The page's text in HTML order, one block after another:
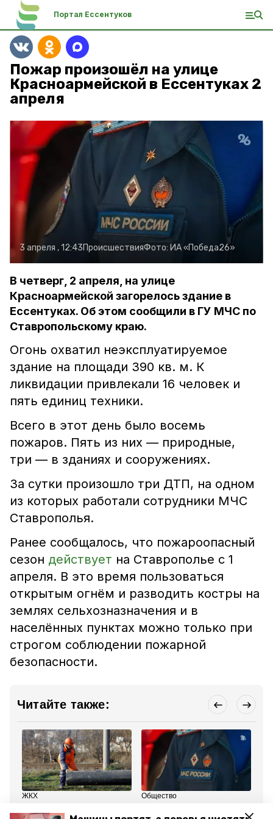
Портал Ессентуков
Пожар произошёл на улице
Красноармейской в Ессентуках 2
апреля
3 апреля , 12:43ПроисшествияФото: ИА «Победа26»
В четверг, 2 апреля, на улице
Красноармейской загорелось здание в
Ессентуках. Об этом сообщили в ГУ МЧС по
Ставропольскому краю.
Огонь охватил неэксплуатируемое
здание на площади 390 кв. м. К
ликвидации привлекали 16 человек и
пять единиц техники.
Всего в этот день было восемь
пожаров. Пять из них — природные,
три — в зданиях и сооружениях.
За сутки произошло три ДТП, на одном
из которых работали сотрудники МЧС
Ставрополья.
Ранее сообщалось, что пожароопасный
сезон действует на Ставрополье с 1
апреля. В это время пользоваться
открытым огнём и разводить костры на
землях сельхозназначения и в
населённых пунктах можно только при
строгом соблюдении пожарной
безопасности.
Читайте также:
ЖКХ
В Ессентуках на улице
Общество
Пожарную безопасность